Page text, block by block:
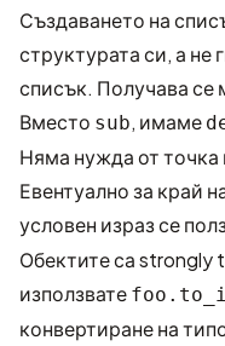
Създаването на
структурата си, а не
списък. Получава се
Вместо sub, имаме
Няма нужда от точка
Евентуално за край
условен израз се
Обектите са strongly
използвате foo.to_i
конвертиране на